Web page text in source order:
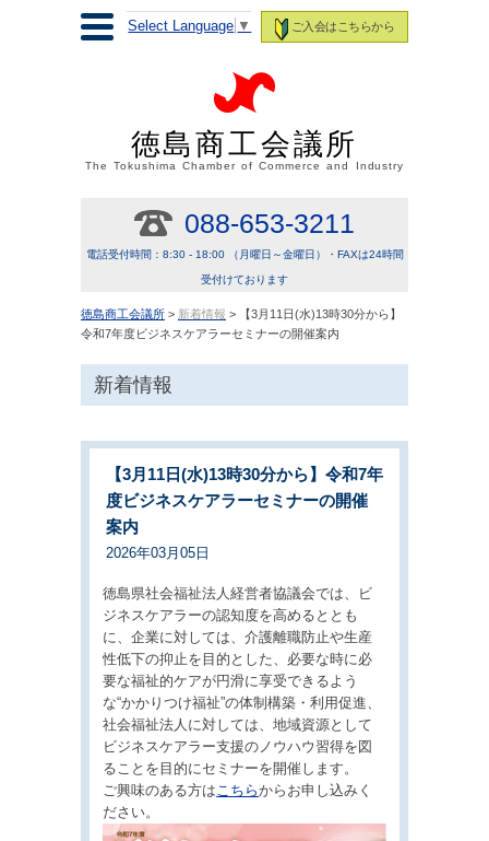
ご入会はこちらから
Select Language ▼
徳島商工会議所
The Tokushima Chamber of Commerce and Industry
088-653-3211
電話受付時間：8:30 - 18:00 （月曜日～金曜日）・FAXは24時間
受付けております
徳島商工会議所 > 新着情報 > 【3月11日(水)13時30分から】
令和7年度ビジネスケアラーセミナーの開催案内
新着情報
【3月11日(水)13時30分から】令和7年
度ビジネスケアラーセミナーの開催
案内
2026年03月05日
徳島県社会福祉法人経営者協議会では、ビ
ジネスケアラーの認知度を高めるととも
に、企業に対しては、介護離職防止や生産
性低下の抑止を目的とした、必要な時に必
要な福祉的ケアが円滑に享受できるよう
な“かかりつけ福祉”の体制構築・利用促進、
社会福祉法人に対しては、地域資源として
ビジネスケアラー支援のノウハウ習得を図
ることを目的にセミナーを開催します。
ご興味のある方はこちらからお申し込みく
ださい。